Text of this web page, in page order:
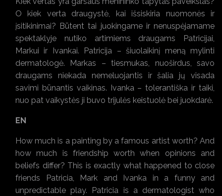
O kiek verta draugystė, kai išsiskiria nuomonės ir
įsitikinimai? Būtent tai juokingame ir nenuspėjamame
spektaklyje nutiko artimiems draugams Patricijai,
Markui ir Ivankai. Patricija – šiuolaikinį meną mylinti
dermatologė. Markas – tiesmukas, nuoširdus, savo
draugams niekada nemeluojantis ir šalia jų visada
savimi būnantis vaikinas. Ivanka – tolerantiška ir taiki,
nuo pat vaikystės ji buvo trijulės keistuolė bei juokdarė.
EN
How much is a painting by a famous artist worth? And
how much is friendship worth when opinions and
beliefs differ? This is exactly what happened to close
friends Patricia, Mark and Ivanka in a funny and
unpredictable play. Patricia is a dermatologist who